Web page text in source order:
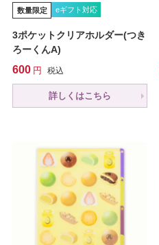
数量限定 eギフト対応
3ポケットクリアホルダー(つき
ろーくんA)
600 税込
詳しくはこちら